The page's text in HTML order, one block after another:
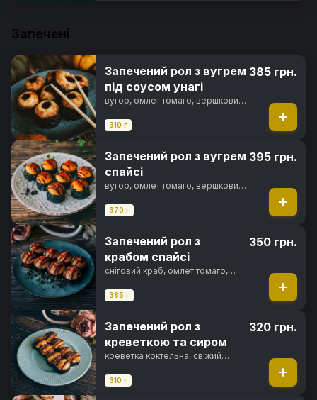
Запечені
Запечений рол з вугрем
під соусом унагі
вугор, омлет томаго, вершковий
майонез, чорнила каракатиці,
310 г
385 грн.
Запечений рол з вугрем
спайсі
вугор, омлет томаго, вершковий
каракатиці, фірмовий соус,
370 г
395 грн.
Запечений рол з
крабом спайсі
сніговий краб, омлет томаго,
соус, спайсі соус, фірмовий
385 г
350 грн.
Запечений рол з
креветкою та сиром
креветка коктельна, свіжий
пармезан, японський майонез,
310 г
320 грн.